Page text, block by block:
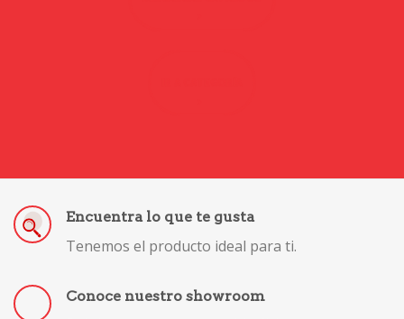
Encuentra lo que te gusta
Tenemos el producto ideal para ti.
Conoce nuestro showroom